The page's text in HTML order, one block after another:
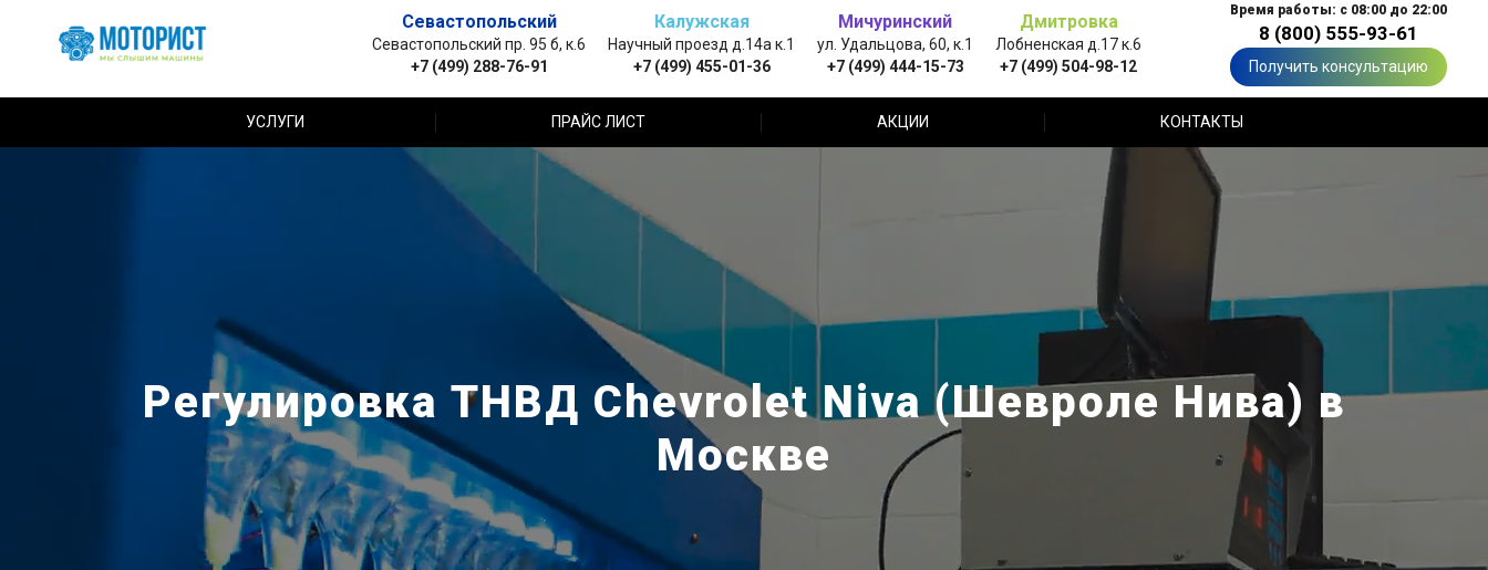
Севастопольский
Севастопольский пр. 95 б, к.6
+7 (499) 288-76-91
Калужская
Научный проезд д.14а к.1
+7 (499) 455-01-36
Мичуринский
ул. Удальцова, 60, к.1
+7 (499) 444-15-73
Дмитровка
Лобненская д.17 к.6
+7 (499) 504-98-12
Время работы: с 08:00 до 22:00
8 (800) 555-93-61
Получить консультацию
УСЛУГИ ПРАЙС ЛИСТ АКЦИИ КОНТАКТЫ
Регулировка ТНВД Chevrolet Niva (Шевроле Нива) в
Москве